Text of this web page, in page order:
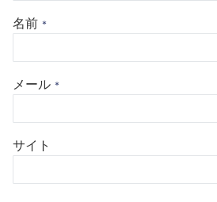
名前 *
メール *
サイト